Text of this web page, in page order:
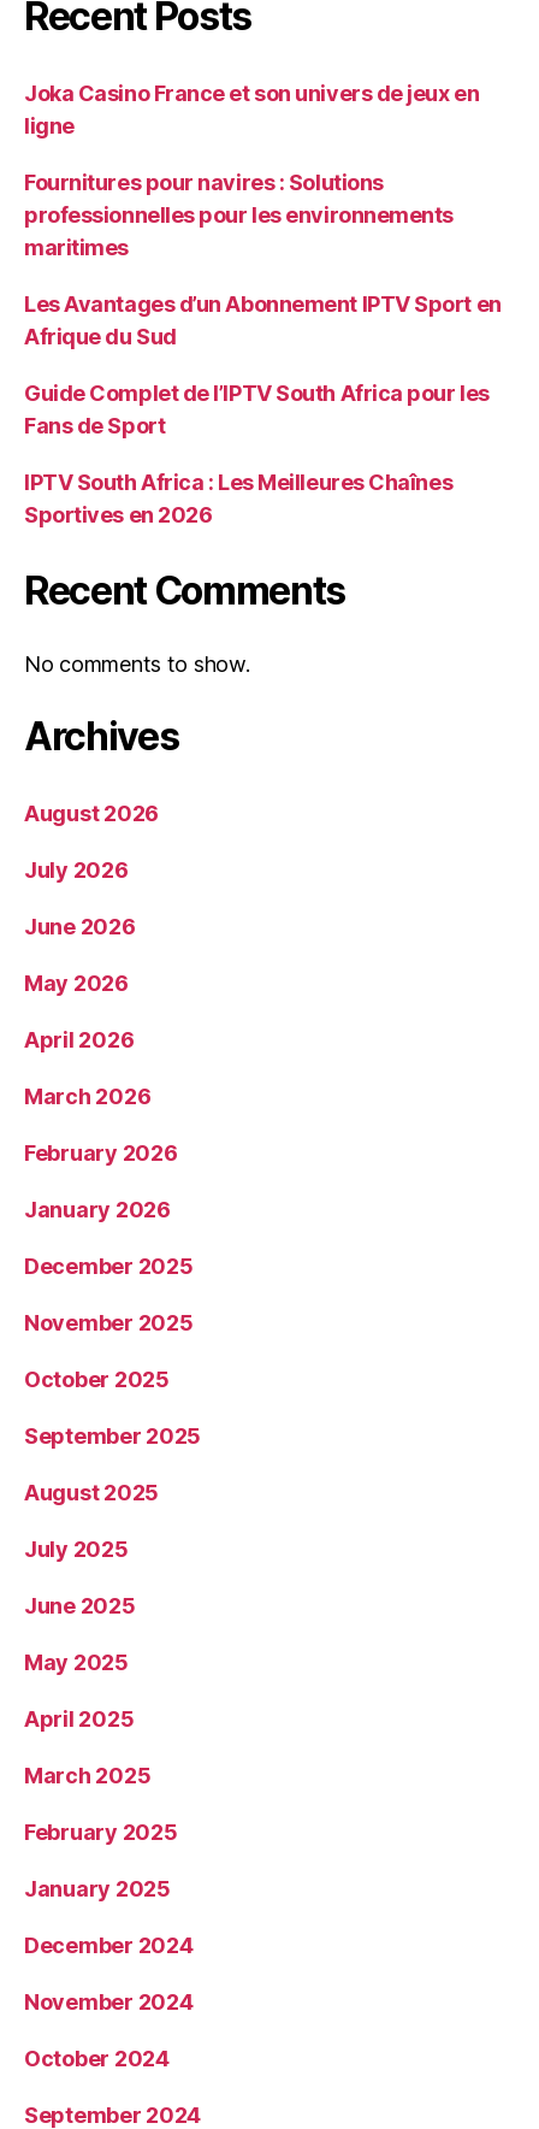
Recent Posts
Joka Casino France et son univers de jeux en
ligne
Fournitures pour navires : Solutions
professionnelles pour les environnements
maritimes
Les Avantages d’un Abonnement IPTV Sport en
Afrique du Sud
Guide Complet de l’IPTV South Africa pour les
Fans de Sport
IPTV South Africa : Les Meilleures Chaînes
Sportives en 2026
Recent Comments
No comments to show.
Archives
August 2026
July 2026
June 2026
May 2026
April 2026
March 2026
February 2026
January 2026
December 2025
November 2025
October 2025
September 2025
August 2025
July 2025
June 2025
May 2025
April 2025
March 2025
February 2025
January 2025
December 2024
November 2024
October 2024
September 2024